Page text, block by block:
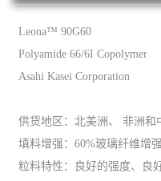
Leona™ 90G60
Polyamide 66/6I Copolymer
Asahi Kasei Corporation
供货地区：北美洲、 非洲和
填料增强：60%玻璃纤维增
粒料特性：良好的强度、良